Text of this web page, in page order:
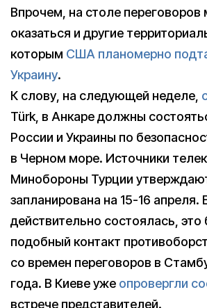
Впрочем, на столе переговоров
оказаться и другие
которым США планомерно
Украину.
К слову, на следующей неделе,
Türk, в Анкаре должны
России и Украины по
в Черном море. Источники
Минобороны Турции
запланирована на 15-16 апреля.
действительно состоялась,
подобный контакт
со времен переговоров в
года. В Киеве уже опровергли
встрече представителей.